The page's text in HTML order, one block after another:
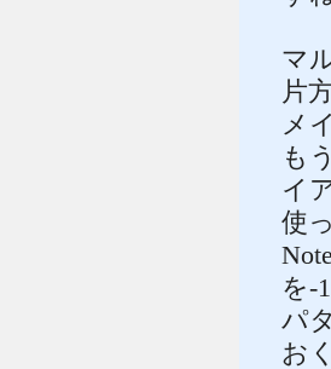
マ
片
メ
も
イ
使
を-
パ
お